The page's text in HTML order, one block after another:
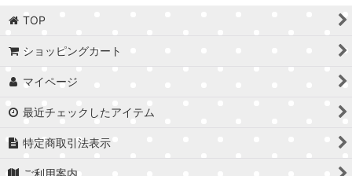
TOP
ショッピングカート
マイページ
最近チェックしたアイテム
特定商取引法表示
ご利用案内